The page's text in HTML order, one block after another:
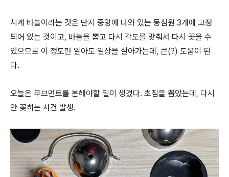
시계 바늘이라는 것은 단지 중앙에 나와 있는 동심원 3개에 고정
되어 있는 것이고, 바늘을 뽑고 다시 각도를 맞춰서 다시 꽂을 수
있으므로 이 정도만 알아도 일상을 살아가는데, 큰(?) 도움이 된
다.
오늘은 무브먼트를 분해야할 일이 생겼다. 초침을 뽑았는데, 다시
안 꽂히는 사건 발생.